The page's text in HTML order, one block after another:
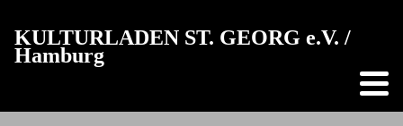
KULTURLADEN ST. GEORG e.V. /
Hamburg
Der
Kulturladen
Monat